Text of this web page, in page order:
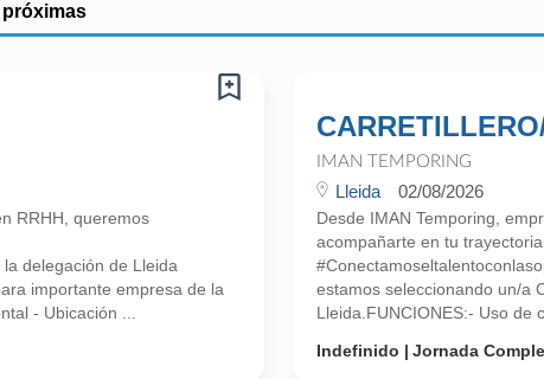
RRHH, queremos
delegación de Lleida
importante empresa de la
- Ubicación ...
IMAN TEMPORING
Lleida 02/08/2026
Desde IMAN Temporing,
acompañarte en tu
estamos seleccionando un/a
Lleida.FUNCIONES:- Uso de
Indefinido
Jornada